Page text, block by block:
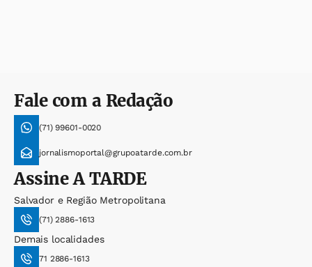
Fale com a Redação
(71) 99601-0020
jornalismoportal@grupoatarde.com.br
AssineA TARDE
Salvador e Região Metropolitana
(71) 2886-1613
Demais localidades
71 2886-1613